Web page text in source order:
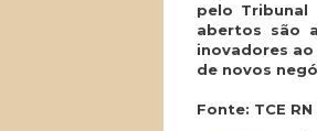
pelo Tribunal
abertos são
inovadores
de novos
Fonte: TCE RN